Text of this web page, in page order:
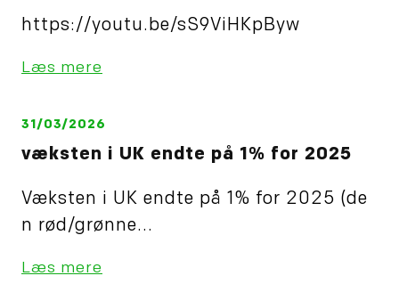
https://youtu.be/sS9ViHKpByw
Læs mere
31/03/2026
væksten i UK endte på 1% for 2025
Væksten i UK endte på 1% for 2025 (de
n rød/grønne...
Læs mere